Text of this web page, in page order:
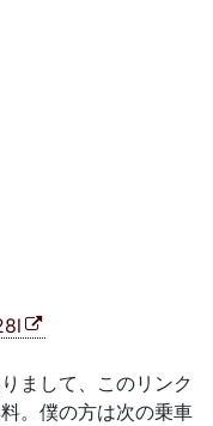
まして、このリンク
。僕の方は次の乗車